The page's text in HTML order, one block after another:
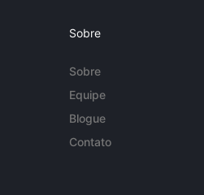
Sobre
Sobre
Equipe
Blogue
Contato